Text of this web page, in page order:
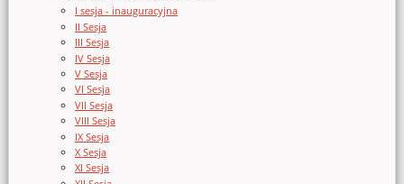
I sesja - inauguracyjna
II Sesja
III Sesja
IV Sesja
V Sesja
VI Sesja
VII Sesja
VIII Sesja
IX Sesja
X Sesja
XI Sesja